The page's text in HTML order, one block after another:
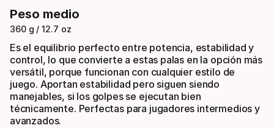
Peso medio
360 g / 12.7 oz
Es el equilibrio perfecto entre potencia, estabilidad y
control, lo que convierte a estas palas en la opción más
versátil, porque funcionan con cualquier estilo de
juego. Aportan estabilidad pero siguen siendo
manejables, si los golpes se ejecutan bien
técnicamente. Perfectas para jugadores intermedios y
avanzados.